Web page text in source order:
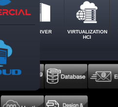
SERVER
VIRTUALIZATION
HCI